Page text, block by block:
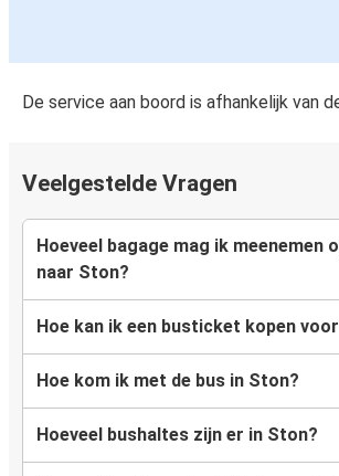
De service aan boord is afhankelijk van
Veelgestelde Vragen
Hoeveel bagage mag ik meenemen
naar Ston?
Hoe kan ik een busticket kopen
Hoe kom ik met de bus in Ston?
Hoeveel bushaltes zijn er in Ston?